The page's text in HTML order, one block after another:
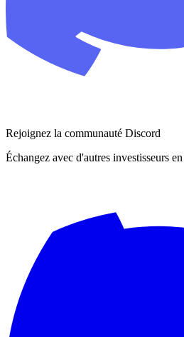
Rejoignez la communauté Discord
Échangez avec d'autres investisseurs